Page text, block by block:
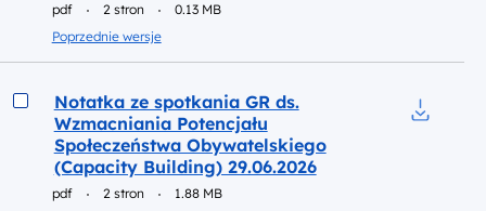
pdf 2 stron
0.13 MB
Poprzednie wersje
Podgląd
Notatka ze spotkania GR ds.
Wzmacniania Potencjału
Społeczeństwa Obywatelskiego
(Capacity Building) 29.06.2026
pdf 2 stron
1.88 MB